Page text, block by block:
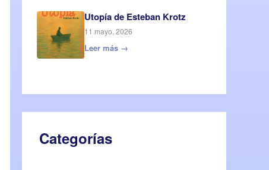
Utopía de Esteban Krotz
11 mayo, 2026
Leer más →
Categorías